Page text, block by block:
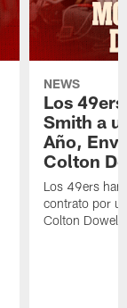
NEWS
Los
Smith a
Año,
Colton
Los 49ers
contrato por
Colton Dowell.